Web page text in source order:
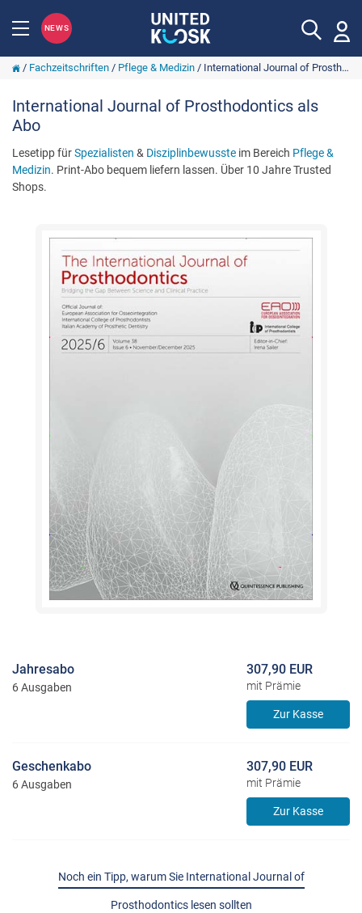
NEWS
/ Fachzeitschriften/ Pflege & Medizin/ International Journal of Prosthodontics
International Journal of Prosthodontics als
Abo
Lesetipp fürSpezialisten & Disziplinbewusste im Bereich Pflege &
Medizin. Print-Abo bequem liefern lassen. Über 10 Jahre Trusted
Shops.
Jahresabo
6 Ausgaben
307,90 EUR
mit Prämie
Zur Kasse
Geschenkabo
6 Ausgaben
307,90 EUR
mit Prämie
Zur Kasse
Noch ein Tipp, warum Sie International Journal of
Prosthodontics lesen sollten